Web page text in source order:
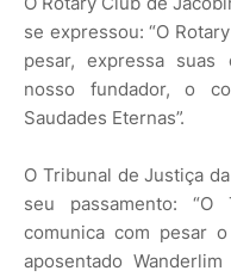
se expressou: “O
pesar, expressa suas
nosso fundador, o
Saudades Eternas”.
O Tribunal de Justiça
seu passamento:
comunica com pesar
aposentado